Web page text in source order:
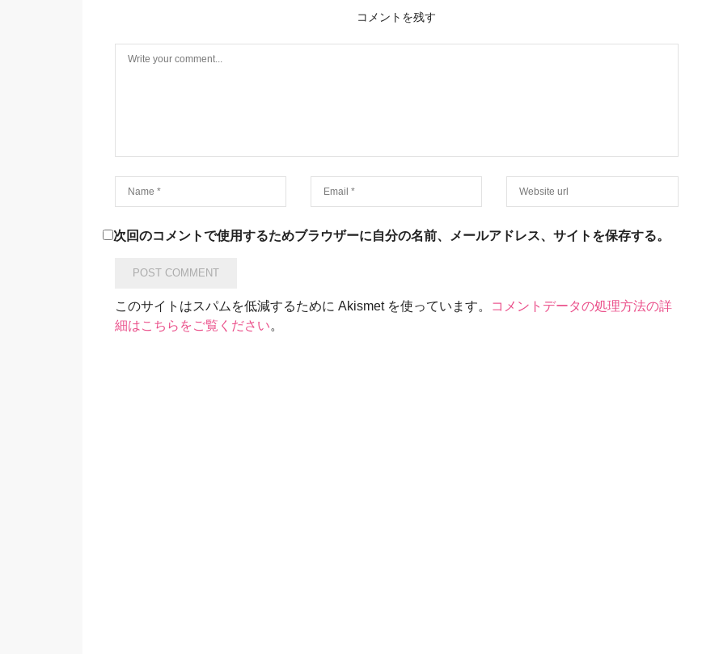
コメントを残す
次回のコメントで使用するためブラウザーに自分の名前、メールアドレス、サイトを保存する。
このサイトはスパムを低減するために Akismet を使っています。
コメントデータの処理方法の詳
細はこちらをご覧ください。